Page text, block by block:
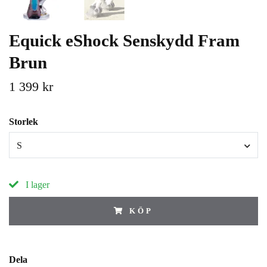
Equick eShock Senskydd Fram
Brun
1 399 kr
Storlek
S
I lager
KÖP
Dela